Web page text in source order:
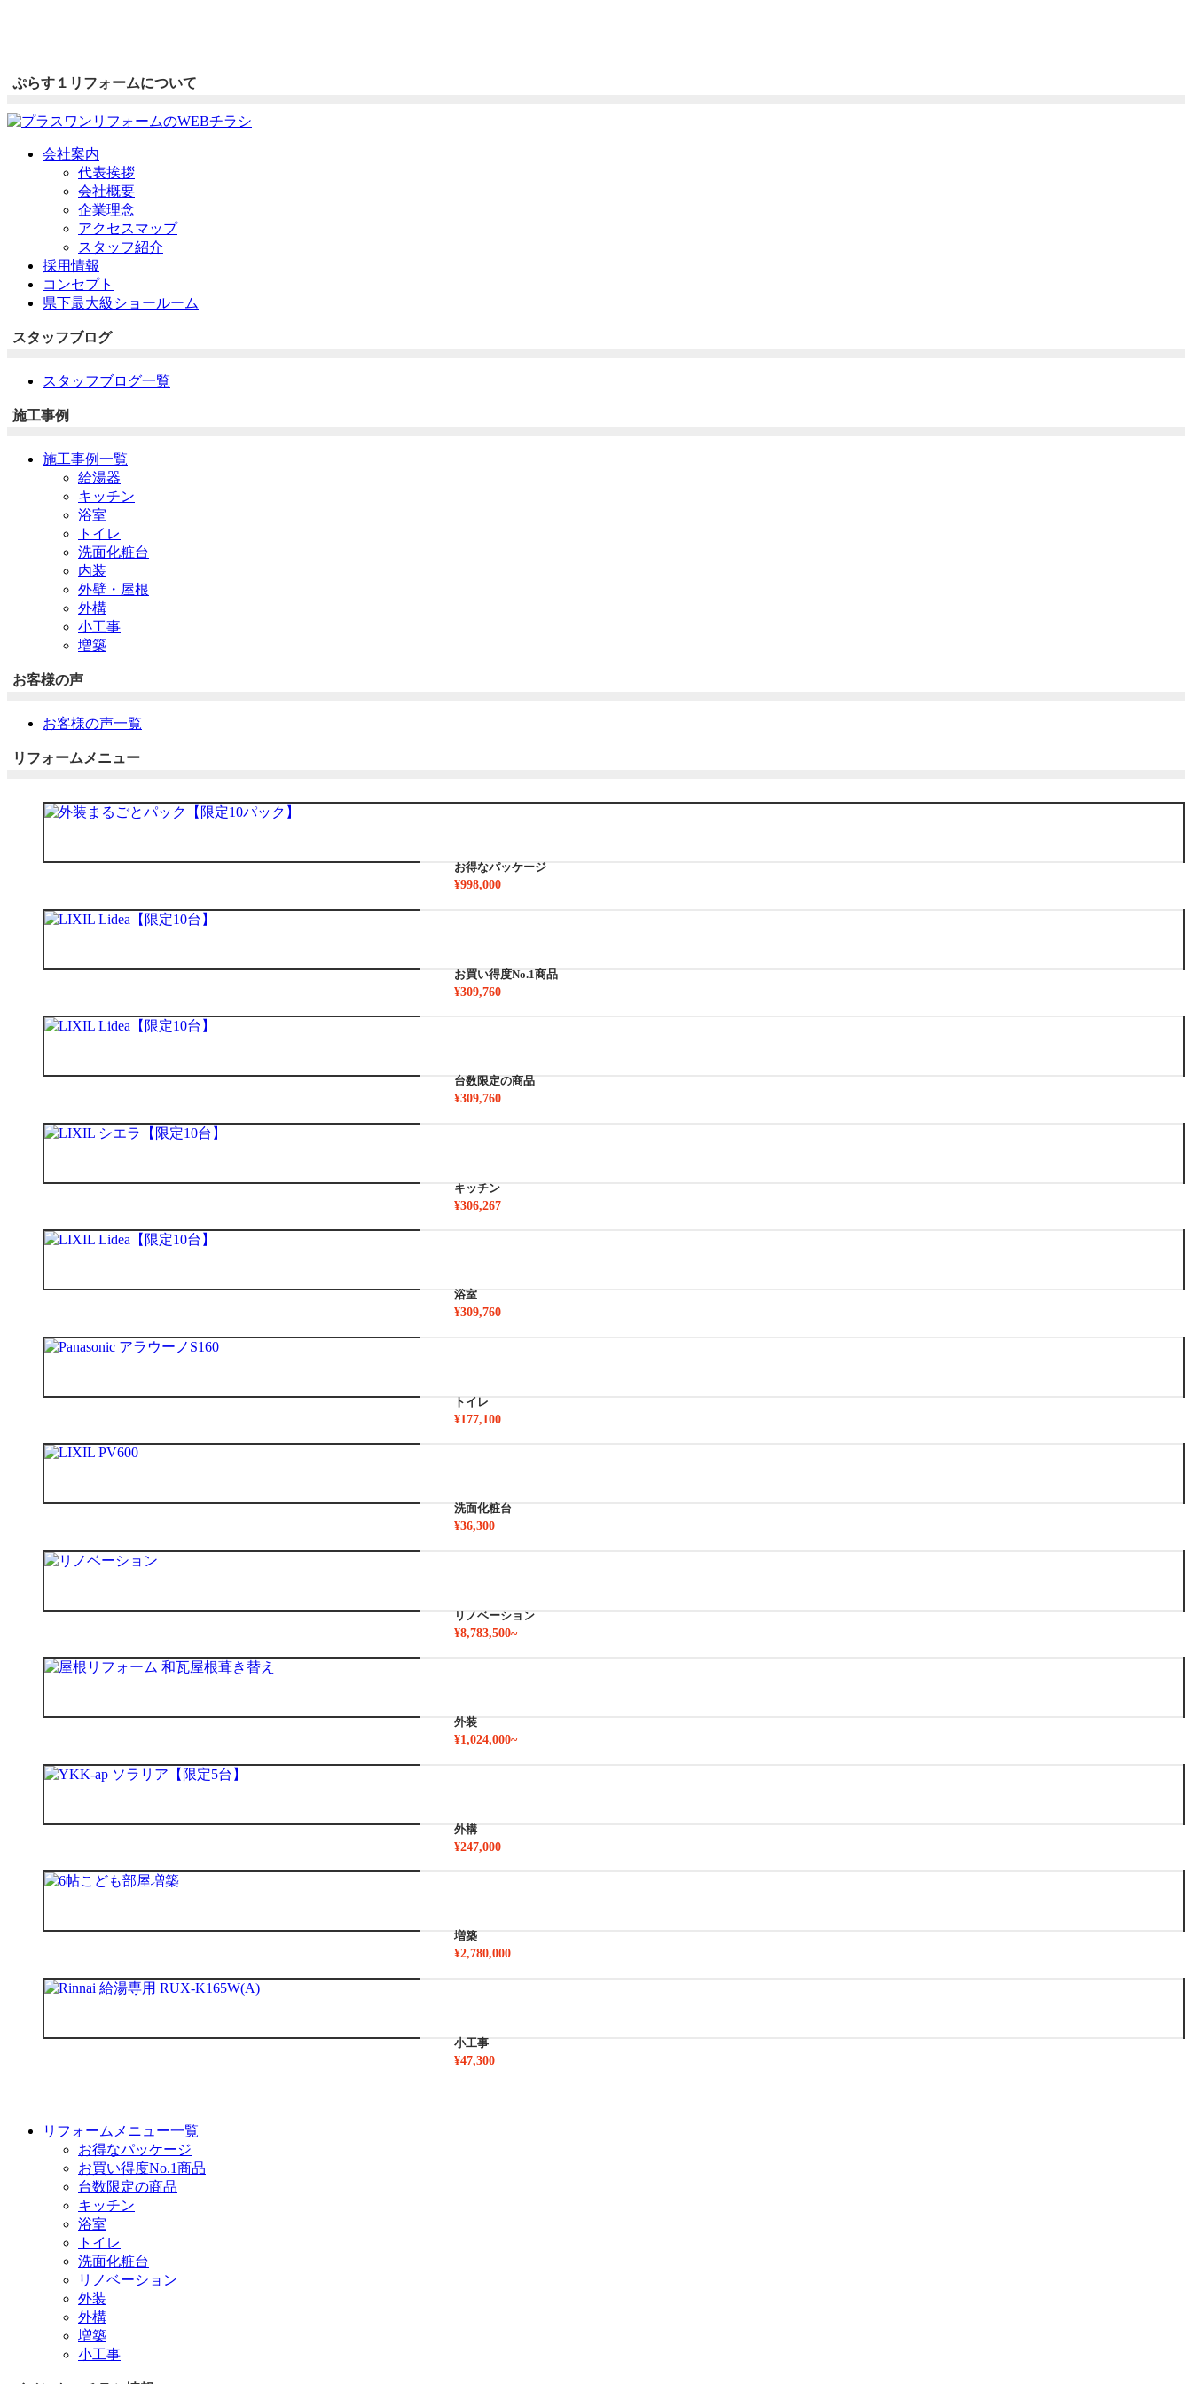
ぷらす１リフォームについて
会社案内
代表挨拶
会社概要
企業理念
アクセスマップ
スタッフ紹介
採用情報
コンセプト
県下最大級ショールーム
スタッフブログ
スタッフブログ一覧
施工事例
施工事例一覧
給湯器
キッチン
浴室
トイレ
洗面化粧台
内装
外壁・屋根
外構
小工事
増築
お客様の声
お客様の声一覧
リフォームメニュー
お得なパッケージ
¥998,000
お買い得度No.1商品
¥309,760
台数限定の商品
¥309,760
キッチン
¥306,267
浴室
¥309,760
トイレ
¥177,100
洗面化粧台
¥36,300
リノベーション
¥8,783,500~
外装
¥1,024,000~
外構
¥247,000
増築
¥2,780,000
小工事
¥47,300
リフォームメニュー一覧
お得なパッケージ
お買い得度No.1商品
台数限定の商品
キッチン
浴室
トイレ
洗面化粧台
リノベーション
外装
外構
増築
小工事